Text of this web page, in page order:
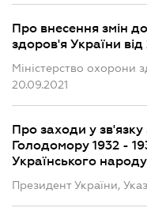
Про внесення змін
здоров'я України від
Міністерство охорони
20.09.2021
Про заходи у
Голодомору 1932 -
Українського народу
Президент України,